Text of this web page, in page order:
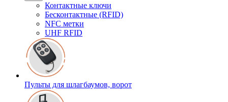
Контактные ключи
Бесконтактные (RFID)
NFC метки
UHF RFID
Пульты для шлагбаумов, ворот